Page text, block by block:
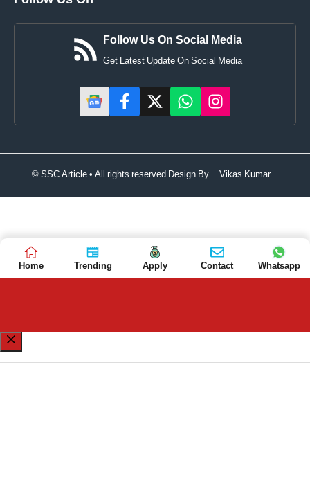
Follow Us On Social Media
Get Latest Update On Social Media
© SSC Article • All rights reserved Design By Vikas Kumar
Home Trending Apply Contact Whatsapp